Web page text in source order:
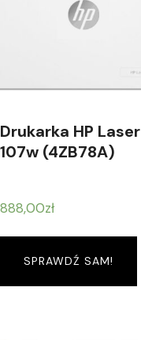
Drukarka HP Laser
107w (4ZB78A)
888,00zł
SPRAWDŹ SAM!